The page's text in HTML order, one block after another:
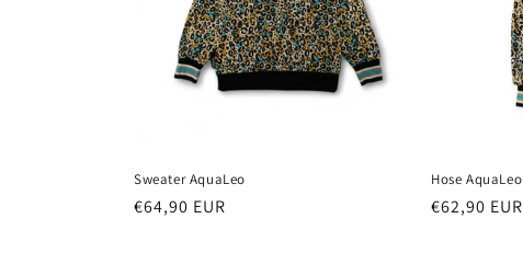
e
:
Sweater AquaLeo
Normaler
€64,90 EUR
Hose AquaLeo
Normaler
€62,90 EUR